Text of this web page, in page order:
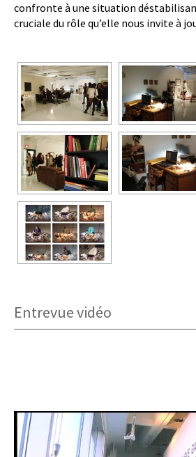
confronte à une situation
cruciale du rôle qu’elle nous invite à
Entrevue vidéo